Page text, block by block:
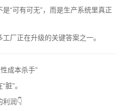
“可有可无”，而是生产系统里真正
厂正在升级的关键答案之一。
成本杀手”
”。
润👇